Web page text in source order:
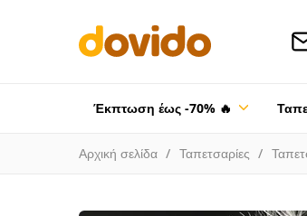
Έκπτωση έως -70% 🔥
Αρχική σελίδα Ταπετσαρίες